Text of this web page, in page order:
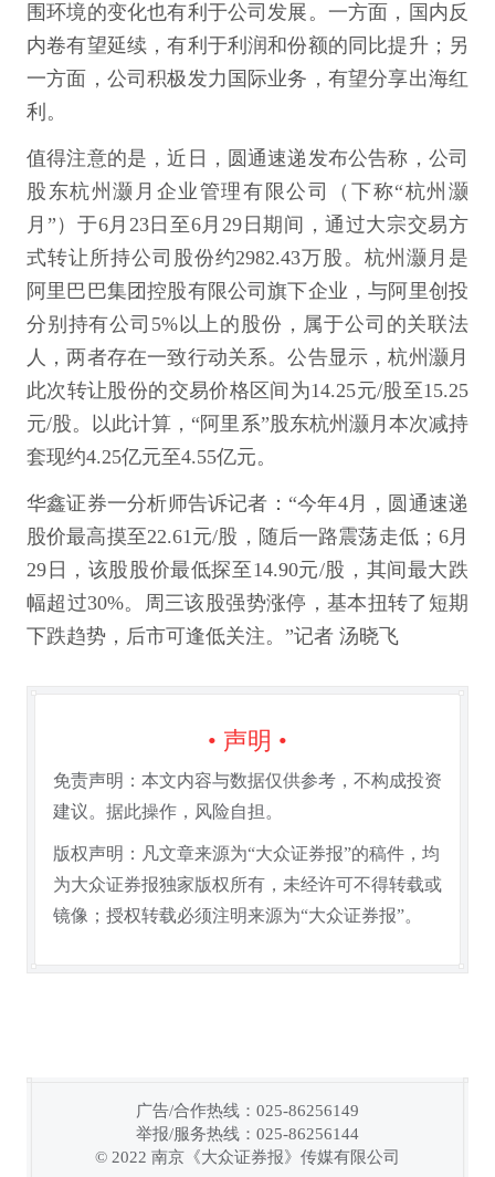
围环境的变化也有利于公司发展。一方面，国内反
内卷有望延续，有利于利润和份额的同比提升；另
一方面，公司积极发力国际业务，有望分享出海红
利。
值得注意的是，近日，圆通速递发布公告称，公司
股东杭州灏月企业管理有限公司（下称“杭州灏
月”）于6月23日至6月29日期间，通过大宗交易方
式转让所持公司股份约2982.43万股。杭州灏月是
阿里巴巴集团控股有限公司旗下企业，与阿里创投
分别持有公司5%以上的股份，属于公司的关联法
人，两者存在一致行动关系。公告显示，杭州灏月
此次转让股份的交易价格区间为14.25元/股至15.25
元/股。以此计算，“阿里系”股东杭州灏月本次减持
套现约4.25亿元至4.55亿元。
华鑫证券一分析师告诉记者：“今年4月，圆通速递
股价最高摸至22.61元/股，随后一路震荡走低；6月
29日，该股股价最低探至14.90元/股，其间最大跌
幅超过30%。周三该股强势涨停，基本扭转了短期
下跌趋势，后市可逢低关注。”记者 汤晓飞
• 声明 •
免责声明：本文内容与数据仅供参考，不构成投资
建议。据此操作，风险自担。
版权声明：凡文章来源为“大众证券报”的稿件，均
为大众证券报独家版权所有，未经许可不得转载或
镜像；授权转载必须注明来源为“大众证券报”。
广告/合作热线：025-86256149
举报/服务热线：025-86256144
© 2022 南京《大众证券报》传媒有限公司
链接复制成功！